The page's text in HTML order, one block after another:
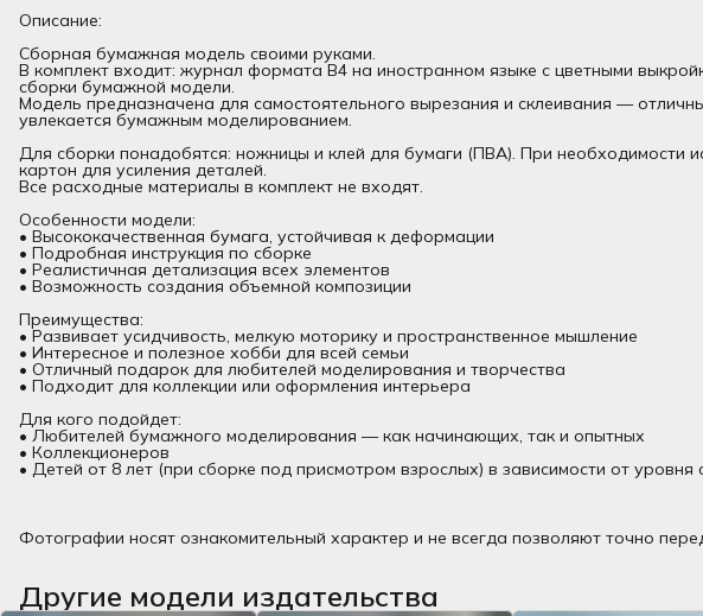
Описание:
Сборная бумажная модель своими руками.
В комплект входит: журнал формата В4 на иностранном языке с цветными
сборки бумажной модели.
Модель предназначена для самостоятельного вырезания и склеивания —
увлекается бумажным моделированием.
Для сборки понадобятся: ножницы и клей для бумаги (ПВА). При необходимости
картон для усиления деталей.
Все расходные материалы в комплект не входят.
Особенности модели:
• Высококачественная бумага, устойчивая к деформации
• Подробная инструкция по сборке
• Реалистичная детализация всех элементов
• Возможность создания объемной композиции
Преимущества:
• Развивает усидчивость, мелкую моторику и пространственное мышление
• Интересное и полезное хобби для всей семьи
• Отличный подарок для любителей моделирования и творчества
• Подходит для коллекции или оформления интерьера
Для кого подойдет:
• Любителей бумажного моделирования — как начинающих, так и опытных
• Коллекционеров
• Детей от 8 лет (при сборке под присмотром взрослых) в зависимости от уровня
Фотографии носят ознакомительный характер и не всегда позволяют точно
Другие модели издательства